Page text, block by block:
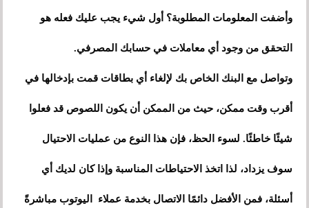
وأضفت المعلومات المطلوبة؟ أول شيء يجب عليك فعله هو
التحقق من وجود أي معاملات في حسابك المصرفي.
وتواصل مع البنك الخاص بك لإلغاء أي بطاقات قمت بإدخالها في
أقرب وقت ممكن، حيث من الممكن أن يكون اللصوص قد فعلوا
شيئًا خاطئًا. لسوء الحظ، فإن هذا النوع من عمليات الاحتيال
سوف يزداد، لذا اتخذ الاحتياطات المناسبة وإذا كان لديك أي
أسئلة، فمن الأفضل دائمًا الاتصال بخدمة عملاء اليوتوب مباشرةً